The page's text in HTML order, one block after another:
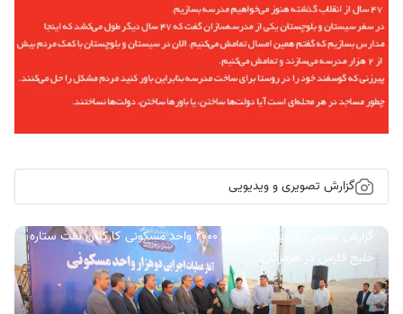
گزارش تصویری و ویدیویی
گزارش تصویری/ آیین کلنگ زنی ۲۰۰۰ واحد مسکونی کارکنان نفت ستاره
خلیج فارس در هرمزگان